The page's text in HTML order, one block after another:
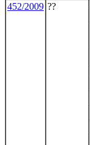
452/2009 ??